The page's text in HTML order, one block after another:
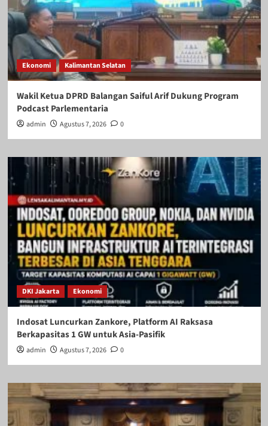
Ekonomi Kalimantan Selatan
Wakil Ketua DPRD Balangan Saiful Arif Dukung Program
Podcast Parlementaria
admin Agustus 7, 2026 0
DKI Jakarta Ekonomi
Indosat Luncurkan Zankore, Platform AI Raksasa
Berkapasitas 1 GW untuk Asia-Pasifik
admin Agustus 7, 2026 0